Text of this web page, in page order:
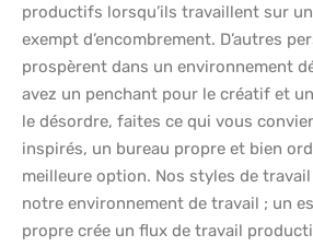
productifs lorsqu’ils travaillent sur
exempt d’encombrement. D’autres
prospèrent dans un environnement
avez un penchant pour le créatif et
le désordre, faites ce qui vous
inspirés, un bureau propre et bien
meilleure option. Nos styles de
notre environnement de travail ; un
propre crée un flux de travail